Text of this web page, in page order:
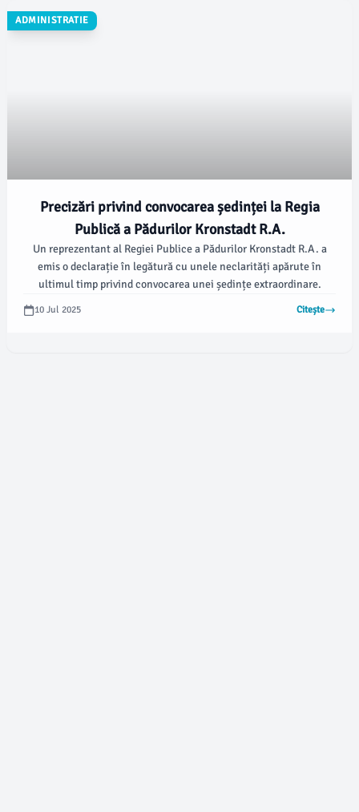
ADMINISTRATIE
Precizări privind convocarea ședinței la Regia
Publică a Pădurilor Kronstadt R.A.
Un reprezentant al Regiei Publice a Pădurilor Kronstadt R.A. a
emis o declarație în legătură cu unele neclarități apărute în
ultimul timp privind convocarea unei ședințe extraordinare.
10 Jul 2025 Citește